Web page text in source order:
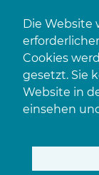
Die Website
Cookies
gesetzt. Sie
Website in
einsehen